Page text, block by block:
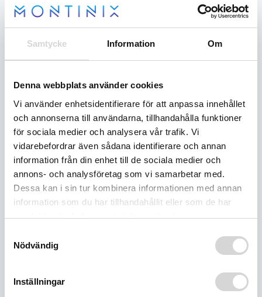
Samtycke Information Om
Denna webbplats använder cookies
Vi använder enhetsidentifierare för att anpassa innehållet
och annonserna till användarna, tillhandahålla funktioner
för sociala medier och analysera vår trafik. Vi
vidarebefordrar även sådana identifierare och annan
information från din enhet till de sociala medier och
annons- och analysföretag som vi samarbetar med.
Dessa kan i sin tur kombinera informationen med annan
information som du har tillhandahållit eller som de har
samlat in när du har använt deras tjänster.
Nödvändig
Inställningar
var:
300 kr.
är:
150 kr.
Artikelnummer:
509
shirt
evolution
t-
shirt
mängd
Lägg till i
varukorg
Fraktfritt
över
1000:-
dagars
köp
Ytterligare
information
-50%